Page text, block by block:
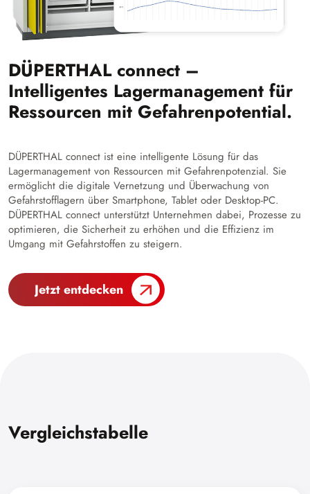
DÜPERTHAL connect –
Intelligentes Lagermanagement für
Ressourcen mit Gefahrenpotential.
DÜPERTHAL connect ist eine intelligente Lösung für das
Lagermanagement von Ressourcen mit Gefahrenpotenzial. Sie
ermöglicht die digitale Vernetzung und Überwachung von
Gefahrstofflagern über Smartphone, Tablet oder Desktop-PC.
DÜPERTHAL connect unterstützt Unternehmen dabei, Prozesse zu
optimieren, die Sicherheit zu erhöhen und die Effizienz im
Umgang mit Gefahrstoffen zu steigern.
Jetzt entdecken
Vergleichstabelle